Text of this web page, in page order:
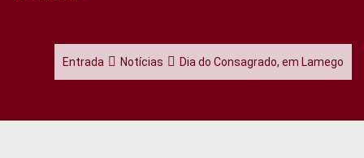
Entrada Notícias Dia do Consagrado, em Lamego